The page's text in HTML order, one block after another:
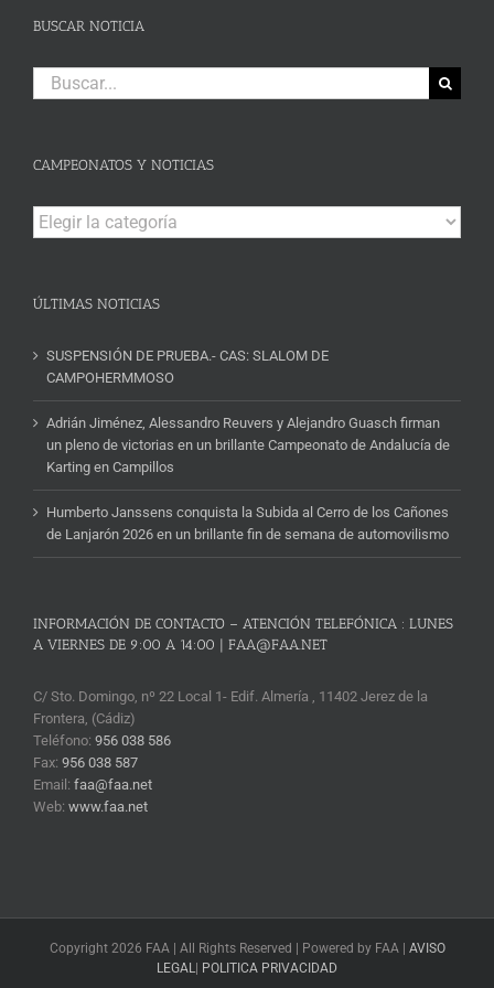
BUSCAR NOTICIA
Buscar:
CAMPEONATOS Y NOTICIAS
Campeonatos
y
ÚLTIMAS NOTICIAS
SUSPENSIÓN DE PRUEBA.- CAS: SLALOM DE
CAMPOHERMMOSO
Adrián Jiménez, Alessandro Reuvers y Alejandro Guasch firman
un pleno de victorias en un brillante Campeonato de Andalucía de
Karting en Campillos
Humberto Janssens conquista la Subida al Cerro de los Cañones
de Lanjarón 2026 en un brillante fin de semana de automovilismo
INFORMACIÓN DE CONTACTO – ATENCIÓN TELEFÓNICA : LUNES
A VIERNES DE 9:00 A 14:00 | FAA@FAA.NET
C/ Sto. Domingo, nº 22 Local 1- Edif. Almería , 11402 Jerez de la
Frontera, (Cádiz)
Teléfono: 956 038 586
Fax: 956 038 587
Email: faa@faa.net
Web: www.faa.net
Copyright 2026 FAA | All Rights Reserved | Powered by FAA | AVISO
LEGAL POLITICA PRIVACIDAD